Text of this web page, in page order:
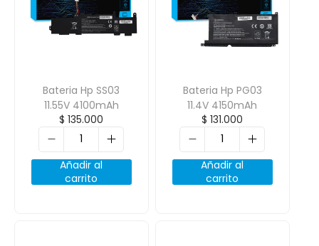
Bateria Hp SS03
11.55V 4100mAh
$ 135.000
Añadir al
carrito
Bateria Hp PG03
11.4V 4150mAh
$ 131.000
Añadir al
carrito